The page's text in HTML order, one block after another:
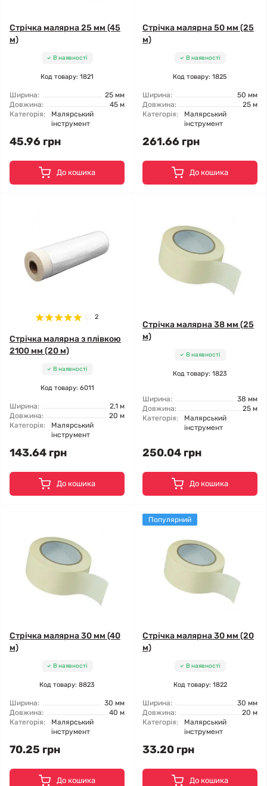
Стрічка малярна 25 мм (45
м)
В наявності
Код товару: 1821
Ширина:
25 мм
Довжина:
45 м
Категорія:
Малярський
інструмент
45.96 грн
До кошика
Стрічка малярна 50 мм (25
м)
В наявності
Код товару: 1825
Ширина:
50 мм
Довжина:
25 м
Категорія:
Малярський
інструмент
261.66 грн
До кошика
2
Стрічка малярна з плівкою
2100 мм (20 м)
В наявності
Код товару: 6011
Ширина:
2,1 м
Довжина:
20 м
Категорія:
Малярський
інструмент
143.64 грн
До кошика
Стрічка малярна 38 мм (25
м)
В наявності
Код товару: 1823
Ширина:
38 мм
Довжина:
25 м
Категорія:
Малярський
інструмент
250.04 грн
До кошика
Стрічка малярна 30 мм (40
м)
В наявності
Код товару: 8823
Ширина:
30 мм
Довжина:
40 м
Категорія:
Малярський
інструмент
70.25 грн
До кошика
Популярний
Стрічка малярна 30 мм (20
м)
В наявності
Код товару: 1822
Ширина:
30 мм
Довжина:
20 м
Категорія:
Малярський
інструмент
33.20 грн
До кошика